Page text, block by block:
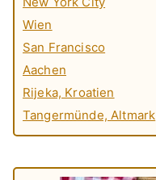
Wien
San Francisco
Aachen
Rijeka, Kroatien
Tangermünde, Altmark